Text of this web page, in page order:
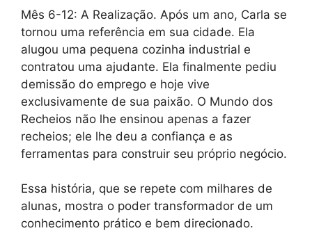
Mês 6-12: A Realização. Após um ano, Carla se
tornou uma referência em sua cidade. Ela
alugou uma pequena cozinha industrial e
contratou uma ajudante. Ela finalmente pediu
demissão do emprego e hoje vive
exclusivamente de sua paixão. O Mundo dos
Recheios não lhe ensinou apenas a fazer
recheios; ele lhe deu a confiança e as
ferramentas para construir seu próprio negócio.
Essa história, que se repete com milhares de
alunas, mostra o poder transformador de um
conhecimento prático e bem direcionado.